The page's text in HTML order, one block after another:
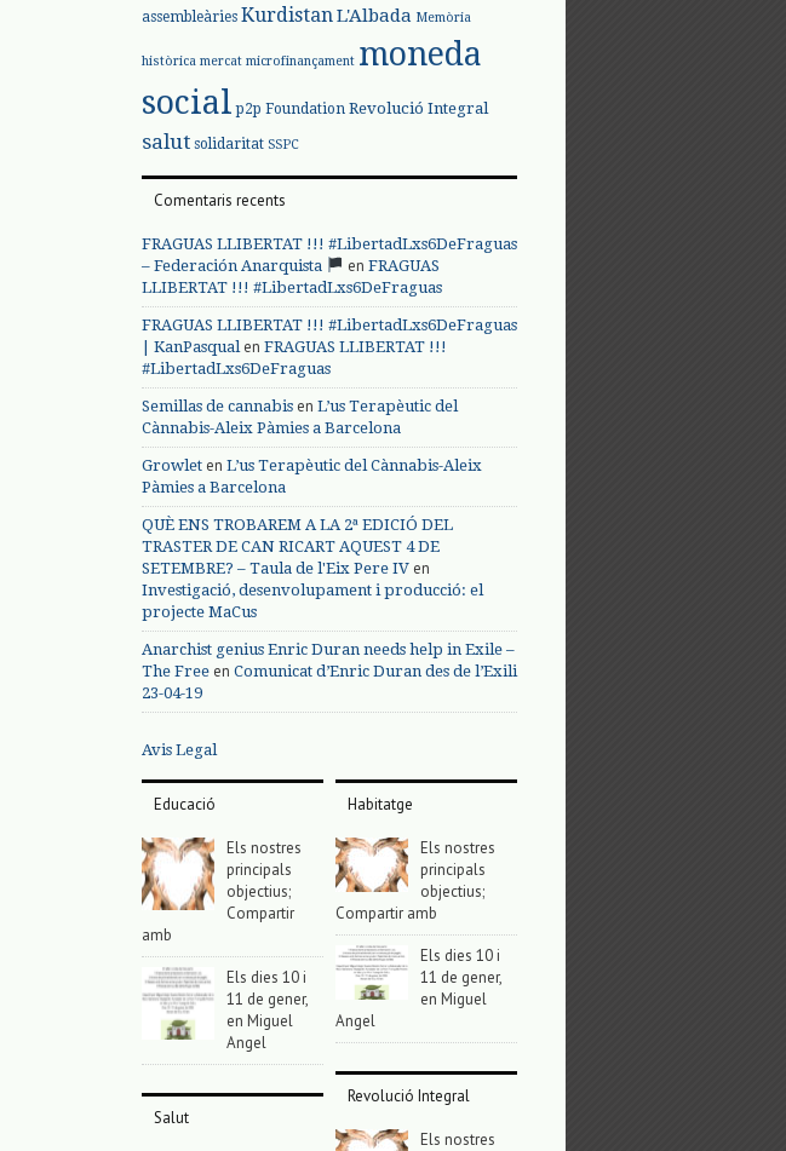
assembleàries Kurdistan L'Albada Memòria
històrica mercat microfinançament moneda
social p2p Foundation Revolució Integral
salut solidaritat SSPC
Comentaris recents
FRAGUAS LLIBERTAT !!! #LibertadLxs6DeFraguas
– Federación Anarquista
en FRAGUAS
LLIBERTAT !!! #LibertadLxs6DeFraguas
FRAGUAS LLIBERTAT !!! #LibertadLxs6DeFraguas
| KanPasqualen FRAGUAS LLIBERTAT !!!
#LibertadLxs6DeFraguas
Semillas de cannabis en L’us Terapèutic del
Cànnabis-Aleix Pàmies a Barcelona
Growlet en L’us Terapèutic del Cànnabis-Aleix
Pàmies a Barcelona
QUÈ ENS TROBAREM A LA 2ª EDICIÓ DEL
TRASTER DE CAN RICART AQUEST 4 DE
SETEMBRE? – Taula de l'Eix Pere IV en
Investigació, desenvolupament i producció: el
projecte MaCus
Anarchist genius Enric Duran needs help in Exile –
The Free en Comunicat d’Enric Duran des de l’Exili
23-04-19
Avis Legal
Educació
Els nostres
principals
objectius;
Compartir
amb
Els dies 10 i
11 de gener,
en Miguel
Angel
Salut
Habitatge
Els nostres
principals
objectius;
Compartir amb
Els dies 10 i
11 de gener,
en Miguel
Angel
Revolució Integral
Els nostres